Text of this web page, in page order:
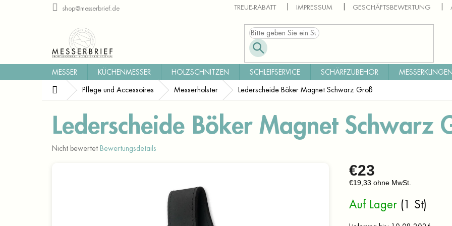
shop@messerbrief.de TREUE-RABATT IMPRESSUM GESCHÄFTSBEWERTUNG
MESSER KÜCHENMESSER HOLZSCHNITZEN SCHLEIFSERVICE SCHÄRFZUBEHÖR
StartseitePflege und Accessoires Messerholster Lederscheide Böker Magnet Schwarz Groß
Lederscheide Böker Magnet Schwarz
Die
Nicht bewertet Bewertungsdetails
€23
€19,33 ohne MwSt.
Auf Lager (1 St)